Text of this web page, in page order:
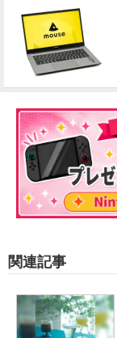
関連記事